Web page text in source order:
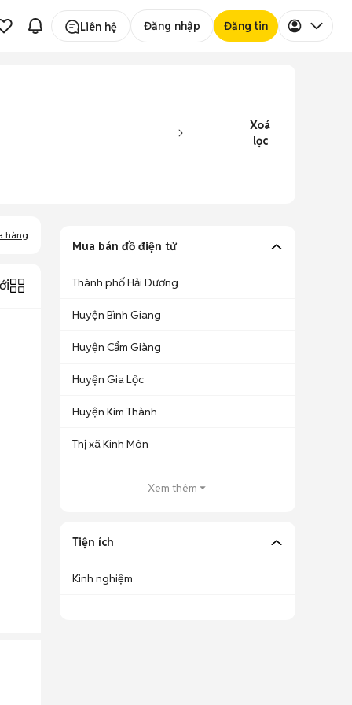
Liên hệ Đăng nhập Đăng tin
Xoá
lọc
hàng
Mua bán đồ điện tử
Thành phố Hải Dương
Huyện Bình Giang
Huyện Cẩm Giàng
Huyện Gia Lộc
Huyện Kim Thành
Thị xã Kinh Môn
Xem thêm
Tiện ích
Kinh nghiệm